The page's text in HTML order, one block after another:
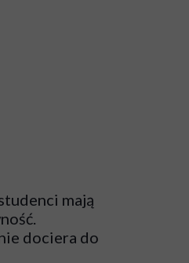
mają
dociera do